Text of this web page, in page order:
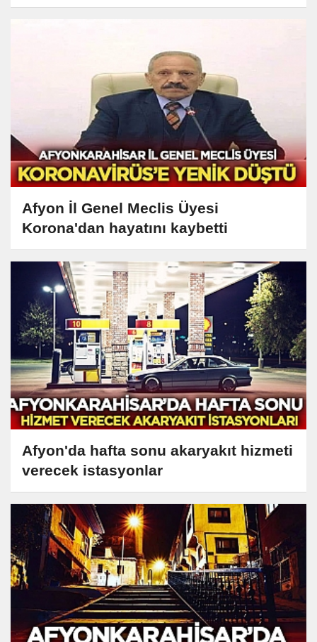
Afyon İl Genel Meclis Üyesi
Korona'dan hayatını kaybetti
Afyon'da hafta sonu akaryakıt hizmeti
verecek istasyonlar